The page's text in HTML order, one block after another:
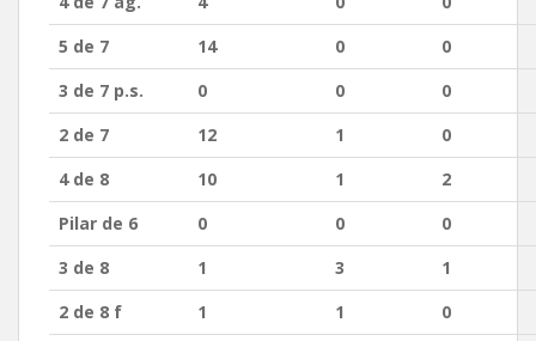
5 de 7
14 0
0
3 de 7 p.s.
0 0
0
2 de 7
12 1
0
4 de 8
10 1
2
Pilar de 6
0 0
0
3 de 8
1 3
1
2 de 8 f
1 1
0